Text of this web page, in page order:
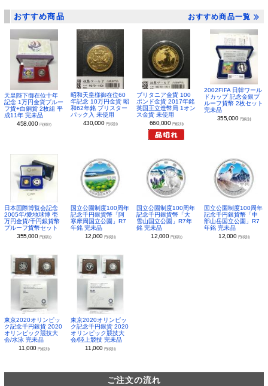
おすすめ商品 おすすめ商品一覧
天皇陛下御在位十年
記念 1万円金貨プルー
フ貨+白銅貨 2枚組 平
成11年 完未品
458,000 円(税別)
昭和天皇様御在位60
年記念 10万円金貨 昭
和62年銘 ブリスター
パック入 未使用
430,000 円(税別)
ブリタニア金貨 100
ポンド金貨 2017年銘
英国王立造幣局 1オン
ス金貨 未使用
660,000 円(税別)
2002FIFA 日韓ワール
ドカップ 記念金銀プ
ルーフ貨幣 2枚セット
完未品
355,000 円(税別)
日本国際博覧会記念
2005年/愛地球博 壱
万円金貨/千円銀貨幣
プルーフ貨幣セット
355,000 円(税別)
国立公園制度100周年
記念千円銀貨幣「阿
寒摩周国立公園」R7
年銘 完未品
12,000 円(税別)
国立公園制度100周年
記念千円銀貨幣「大
雪山国立公園」R7年
銘 完未品
12,000 円(税別)
国立公園制度100周年
記念千円銀貨幣「中
部山岳国立公園」R7
年銘 完未品
12,000 円(税別)
東京2020オリンピッ
ク記念千円銀貨 2020
オリンピック競技大
会/水泳 完未品
11,000円(税別)
東京2020オリンピッ
ク記念千円銀貨 2020
オリンピック競技大
会/陸上競技 完未品
11,000 円(税別)
ご注文の流れ